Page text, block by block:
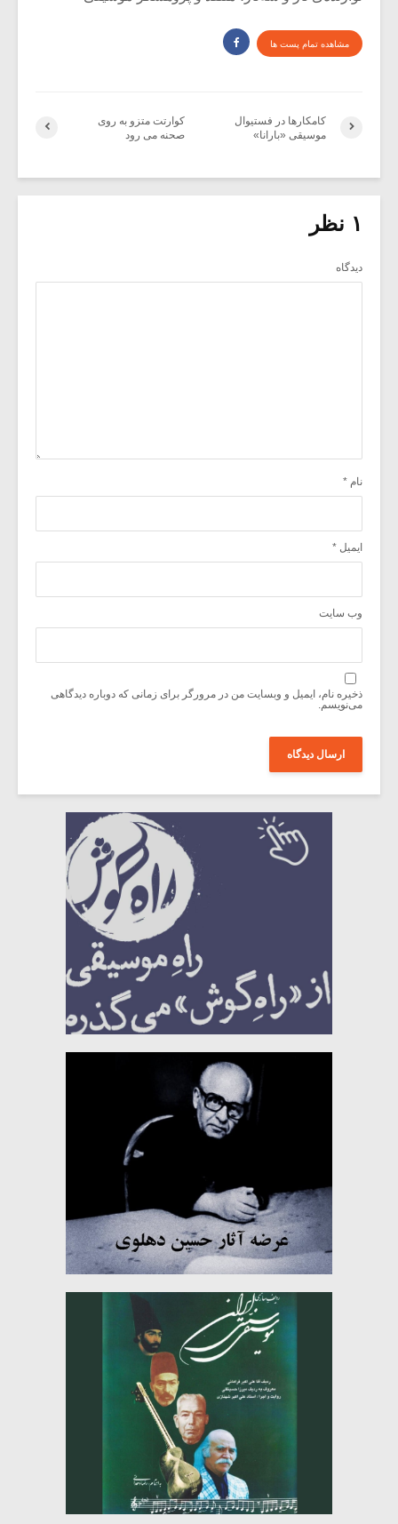
مشاهده تمام پست ها
کوارتت متزو به روی
صحنه می رود
کامکارها در فستیوال
موسیقی «بارانا»
۱ نظر
دیدگاه
نام *
ایمیل *
وب‌ سایت
ذخیره نام، ایمیل و وبسایت من در مرورگر برای زمانی که دوباره دیدگاهی
می‌نویسم.